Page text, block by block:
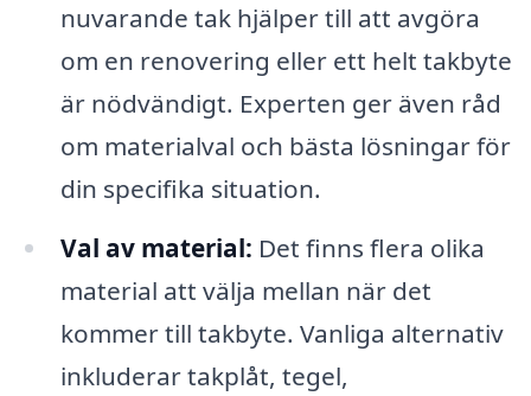
nuvarande tak hjälper till att avgöra
om en renovering eller ett helt takbyte
är nödvändigt. Experten ger även råd
om materialval och bästa lösningar för
din specifika situation.
Val av material: Det finns flera olika
material att välja mellan när det
kommer till takbyte. Vanliga alternativ
inkluderar takplåt, tegel,